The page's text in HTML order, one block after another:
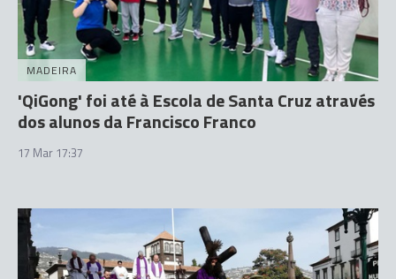
MADEIRA
'QiGong' foi até à Escola de Santa Cruz através
dos alunos da Francisco Franco
17 Mar 17:37